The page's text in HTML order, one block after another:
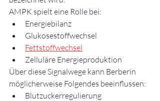
AMPK spielt eine Rolle bei:
Energiebilanz
Glukosestoffwechsel
Fettstoffwechsel
Zelluläre Energieproduktion
Über diese Signalwege kann Berberin
möglicherweise Folgendes beeinflussen:
Blutzuckerregulierung